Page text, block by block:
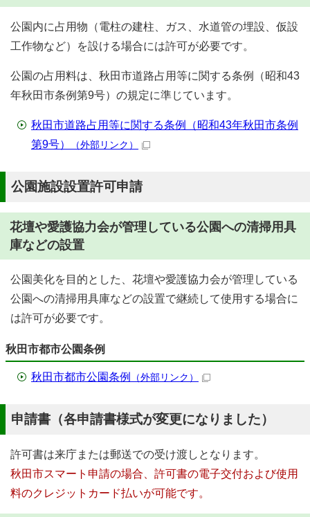
公園内に占用物（電柱の建柱、ガス、水道管の埋設、仮設
工作物など）を設ける場合には許可が必要です。
公園の占用料は、秋田市道路占用等に関する条例（昭和43
年秋田市条例第9号）の規定に準じています。
秋田市道路占用等に関する条例（昭和43年秋田市条例
第9号）
（外部リンク）
公園施設設置許可申請
花壇や愛護協力会が管理している公園への清掃用具
庫などの設置
公園美化を目的とした、花壇や愛護協力会が管理している
公園への清掃用具庫などの設置で継続して使用する場合に
は許可が必要です。
秋田市都市公園条例
秋田市都市公園条例 （外部リンク）
申請書（各申請書様式が変更になりました）
許可書は来庁または郵送での受け渡しとなります。
秋田市スマート申請の場合、許可書の電子交付および使用
料のクレジットカード払いが可能です。